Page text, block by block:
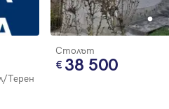
Терен
Столът
38 500